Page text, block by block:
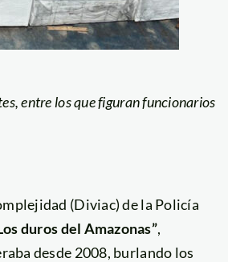
entre los que figuran funcionarios
(Diviac) de la Policía
duros del Amazonas”,
desde 2008, burlando los